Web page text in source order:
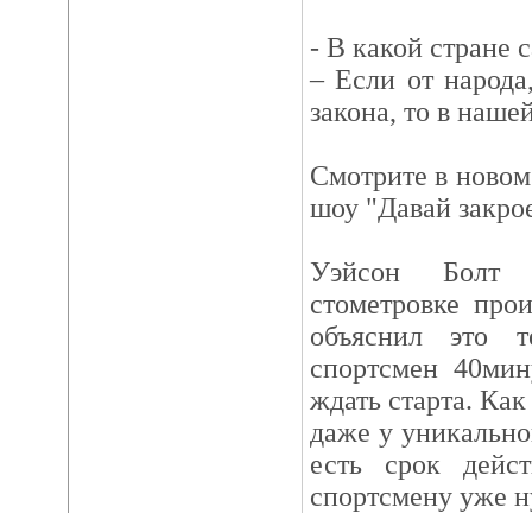
- В какой стране
– Если от
закона, то в
Смотрите в
шоу "Давай
Уэйсон Болт
стометровке
объяснил это
спортсмен
ждать старта.
даже у
есть срок
спортсмену уже